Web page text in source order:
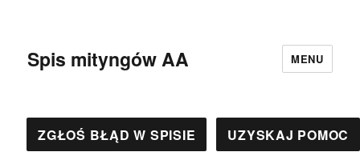
Spis mityngów AA MENU
ZGŁOŚ BŁĄD W SPISIE UZYSKAJ POMOC